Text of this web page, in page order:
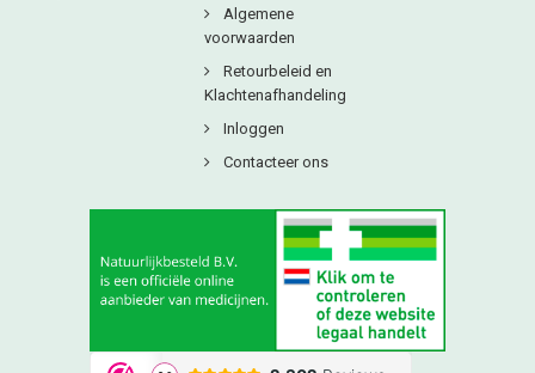
Algemene
voorwaarden
Retourbeleid en
Klachtenafhandeling
Inloggen
Contacteer ons